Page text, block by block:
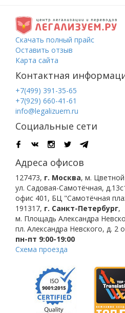
Скачать полный прайс
Оставить отзыв
Карта сайта
Контактная
+7(499) 391-35-65
+7(929) 660-41-61
info@legalizuem.ru
Социальные сети
Адреса офисов
127473, г. Москва, м.
ул. Садовая-Самотёчная,
офис 401, БЦ "Самотёчная
191317, г. Санкт-Петербург,
м. Площадь Александра
пл. Александра Невского, д. 2
пн-пт 9:00-19:00
Схема проезда